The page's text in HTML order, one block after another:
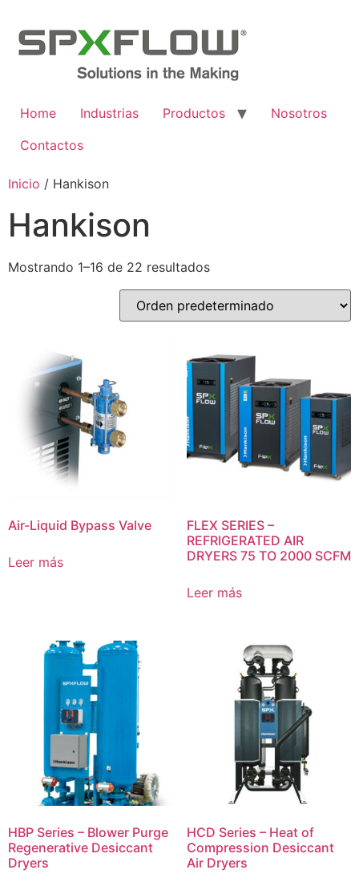
contenido
Home Industrias Productos
Nosotros
Contactos
Inicio / Hankison
Hankison
Mostrando 1–16 de 22 resultados
Air-Liquid Bypass Valve
Leer más
FLEX SERIES –
REFRIGERATED AIR
DRYERS 75 TO 2000 SCFM
Leer más
HBP Series – Blower Purge
Regenerative Desiccant
Dryers
HCD Series – Heat of
Compression Desiccant
Air Dryers